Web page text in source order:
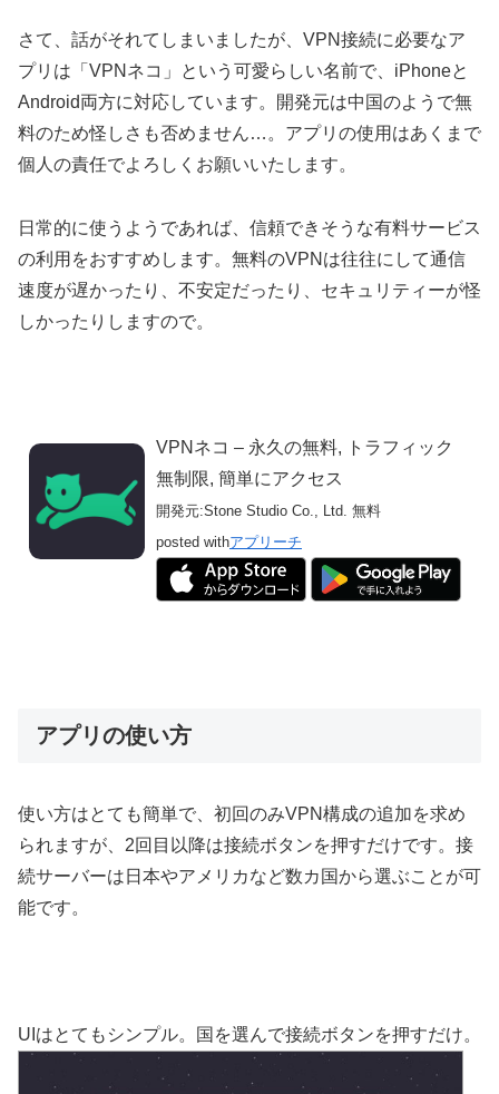
さて、話がそれてしまいましたが、VPN接続に必要なア
プリは「VPNネコ」という可愛らしい名前で、iPhoneと
Android両方に対応しています。開発元は中国のようで無
料のため怪しさも否めません…。アプリの使用はあくまで
個人の責任でよろしくお願いいたします。
日常的に使うようであれば、信頼できそうな有料サービス
の利用をおすすめします。無料のVPNは往往にして通信
速度が遅かったり、不安定だったり、セキュリティーが怪
しかったりしますので。
VPNネコ – 永久の無料, トラフィック
無制限, 簡単にアクセス
開発元:Stone Studio Co., Ltd. 無料
posted withアプリーチ
アプリの使い方
使い方はとても簡単で、初回のみVPN構成の追加を求め
られますが、2回目以降は接続ボタンを押すだけです。接
続サーバーは日本やアメリカなど数カ国から選ぶことが可
能です。
UIはとてもシンプル。国を選んで接続ボタンを押すだけ。